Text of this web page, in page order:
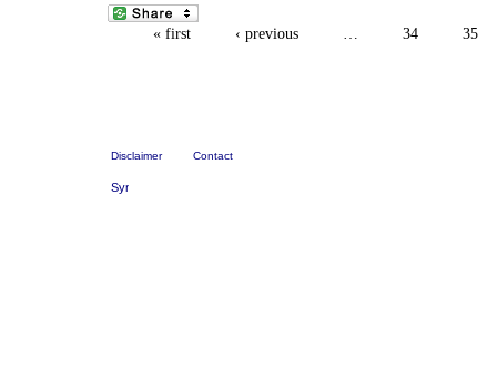
« first ‹ previous … 34 35
Disclaimer Contact